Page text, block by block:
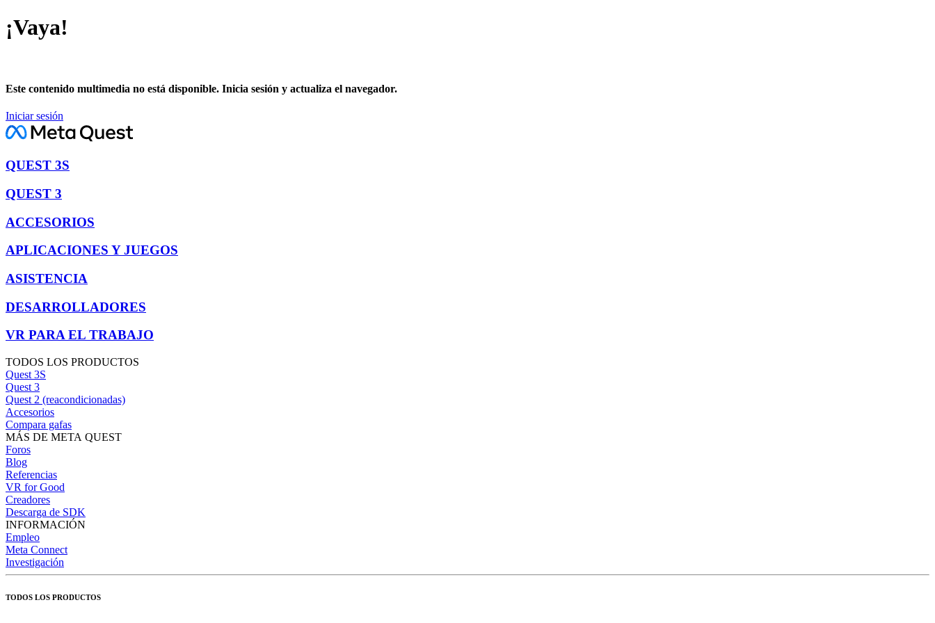
¡Vaya!
Este contenido multimedia no está disponible. Inicia sesión y actualiza el navegador.
Iniciar sesión
QUEST 3S
QUEST 3
ACCESORIOS
APLICACIONES Y JUEGOS
ASISTENCIA
DESARROLLADORES
VR PARA EL TRABAJO
TODOS LOS PRODUCTOS
Quest 3S
Quest 3
Quest 2 (reacondicionadas)
Accesorios
Compara gafas
MÁS DE META QUEST
Foros
Blog
Referencias
VR for Good
Creadores
Descarga de SDK
INFORMACIÓN
Empleo
Meta Connect
Investigación
TODOS LOS PRODUCTOS